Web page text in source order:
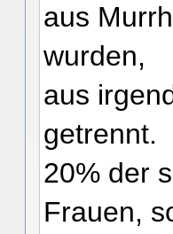
aus
wurden,
aus
getrennt.
20% der
Frauen,